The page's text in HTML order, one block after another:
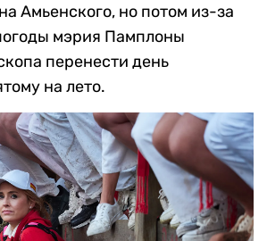
Амьенского, но потом из-за
мэрия Памплоны
перенести день
на лето.